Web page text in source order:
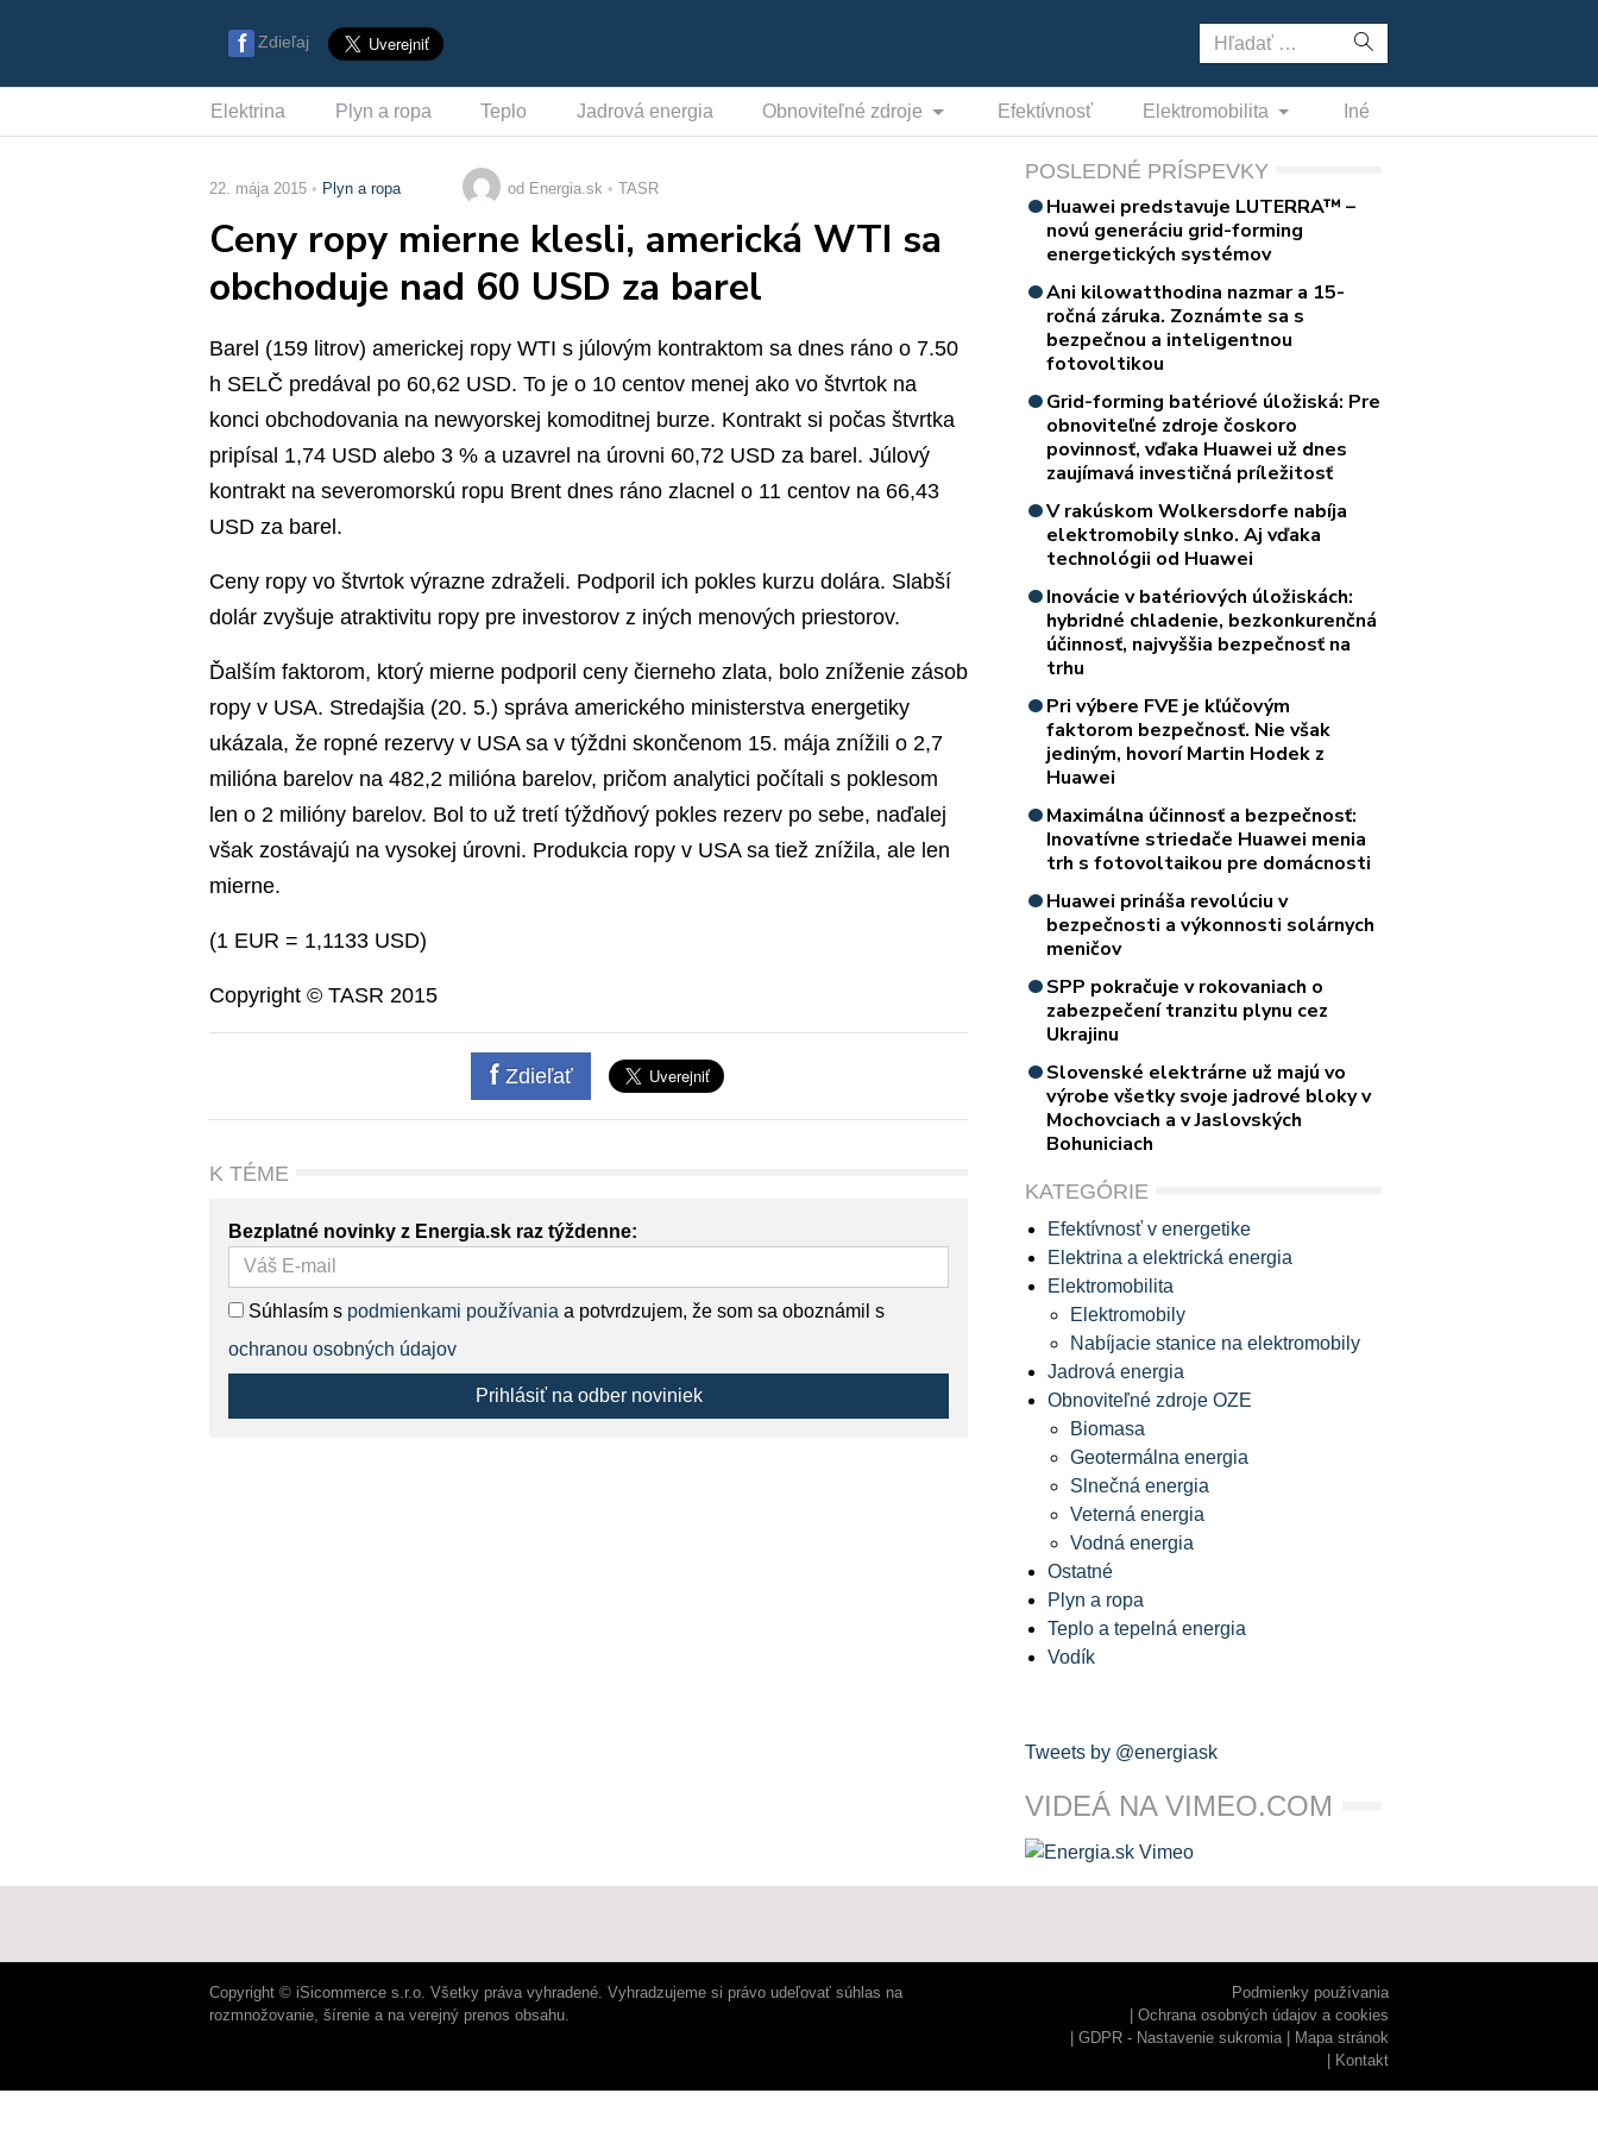
Zdieľaj Hľadať:
Elektrina Plyn a ropa Teplo Jadrová energia Obnoviteľné zdroje Efektívnosť Elektromobilita Iné
22. mája 2015 Plyn a ropa od Energia.sk TASR
Ceny ropy mierne klesli, americká WTI sa
obchoduje nad 60 USD za barel
Barel (159 litrov) americkej ropy WTI s júlovým kontraktom sa dnes ráno o 7.50
h SELČ predával po 60,62 USD. To je o 10 centov menej ako vo štvrtok na
konci obchodovania na newyorskej komoditnej burze. Kontrakt si počas štvrtka
pripísal 1,74 USD alebo 3 % a uzavrel na úrovni 60,72 USD za barel. Júlový
kontrakt na severomorskú ropu Brent dnes ráno zlacnel o 11 centov na 66,43
USD za barel.
Ceny ropy vo štvrtok výrazne zdraželi. Podporil ich pokles kurzu dolára. Slabší
dolár zvyšuje atraktivitu ropy pre investorov z iných menových priestorov.
Ďalším faktorom, ktorý mierne podporil ceny čierneho zlata, bolo zníženie zásob
ropy v USA. Stredajšia (20. 5.) správa amerického ministerstva energetiky
ukázala, že ropné rezervy v USA sa v týždni skončenom 15. mája znížili o 2,7
milióna barelov na 482,2 milióna barelov, pričom analytici počítali s poklesom
len o 2 milióny barelov. Bol to už tretí týždňový pokles rezerv po sebe, naďalej
však zostávajú na vysokej úrovni. Produkcia ropy v USA sa tiež znížila, ale len
mierne.
(1 EUR = 1,1133 USD)
Copyright © TASR 2015
Zdieľať
K TÉME
Bezplatné novinky z Energia.sk raz týždenne:
Súhlasím s podmienkami používania a potvrdzujem, že som sa oboznámil s
ochranou osobných údajov
Prihlásiť na odber noviniek
POSLEDNÉ PRÍSPEVKY
Huawei predstavuje LUTERRA™ –
novú generáciu grid-forming
energetických systémov
Ani kilowatthodina nazmar a 15-
ročná záruka. Zoznámte sa s
bezpečnou a inteligentnou
fotovoltikou
Grid-forming batériové úložiská: Pre
obnoviteľné zdroje čoskoro
povinnosť, vďaka Huawei už dnes
zaujímavá investičná príležitosť
V rakúskom Wolkersdorfe nabíja
elektromobily slnko. Aj vďaka
technológii od Huawei
Inovácie v batériových úložiskách:
hybridné chladenie, bezkonkurenčná
účinnosť, najvyššia bezpečnosť na
trhu
Pri výbere FVE je kľúčovým
faktorom bezpečnosť. Nie však
jediným, hovorí Martin Hodek z
Huawei
Maximálna účinnosť a bezpečnosť:
Inovatívne striedače Huawei menia
trh s fotovoltaikou pre domácnosti
Huawei prináša revolúciu v
bezpečnosti a výkonnosti solárnych
meničov
SPP pokračuje v rokovaniach o
zabezpečení tranzitu plynu cez
Ukrajinu
Slovenské elektrárne už majú vo
výrobe všetky svoje jadrové bloky v
Mochovciach a v Jaslovských
Bohuniciach
KATEGÓRIE
Efektívnosť v energetike
Elektrina a elektrická energia
Elektromobilita
Elektromobily
Nabíjacie stanice na elektromobily
Jadrová energia
Obnoviteľné zdroje OZE
Biomasa
Geotermálna energia
Slnečná energia
Veterná energia
Vodná energia
Ostatné
Plyn a ropa
Teplo a tepelná energia
Vodík
Tweets by @energiask
VIDEÁ NA VIMEO.COM
Copyright © iSicommerce s.r.o. Všetky práva vyhradené. Vyhradzujeme si právo udeľovať súhlas na
rozmnožovanie, šírenie a na verejný prenos obsahu.
Podmienky používania
Ochrana osobných údajov a cookies
GDPR - Nastavenie sukromia
Mapa stránok
Kontakt